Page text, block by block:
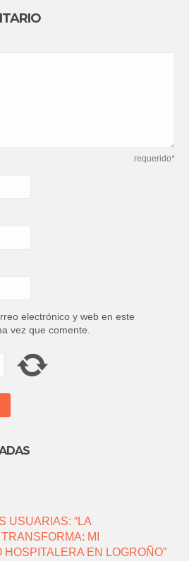
requerido*
electrónico y web en este
vez que comente.
USUARIAS: “LA
MI
EN LOGROÑO”